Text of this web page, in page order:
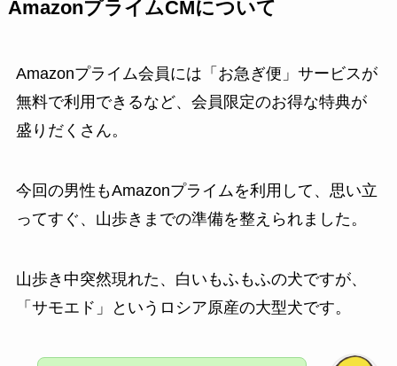
AmazonプライムCMについて
Amazonプライム会員には「お急ぎ便」サービスが
無料で利用できるなど、会員限定のお得な特典が
盛りだくさん。
今回の男性もAmazonプライムを利用して、思い立
ってすぐ、山歩きまでの準備を整えられました。
山歩き中突然現れた、白いもふもふの犬ですが、
「サモエド」というロシア原産の大型犬です。